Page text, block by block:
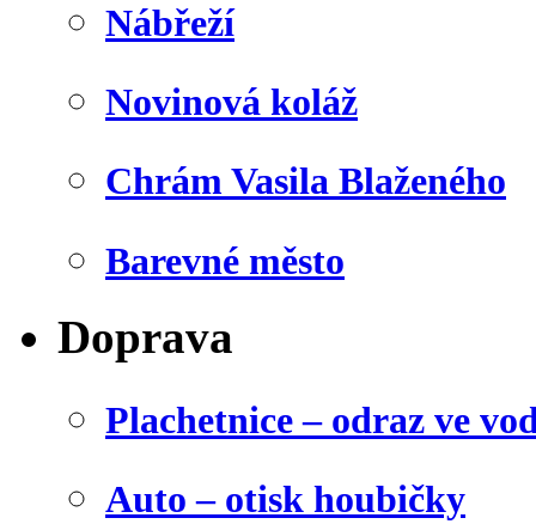
Nábřeží
Novinová koláž
Chrám Vasila Blaženého
Barevné město
Doprava
Plachetnice – odraz ve
Auto – otisk houbičky